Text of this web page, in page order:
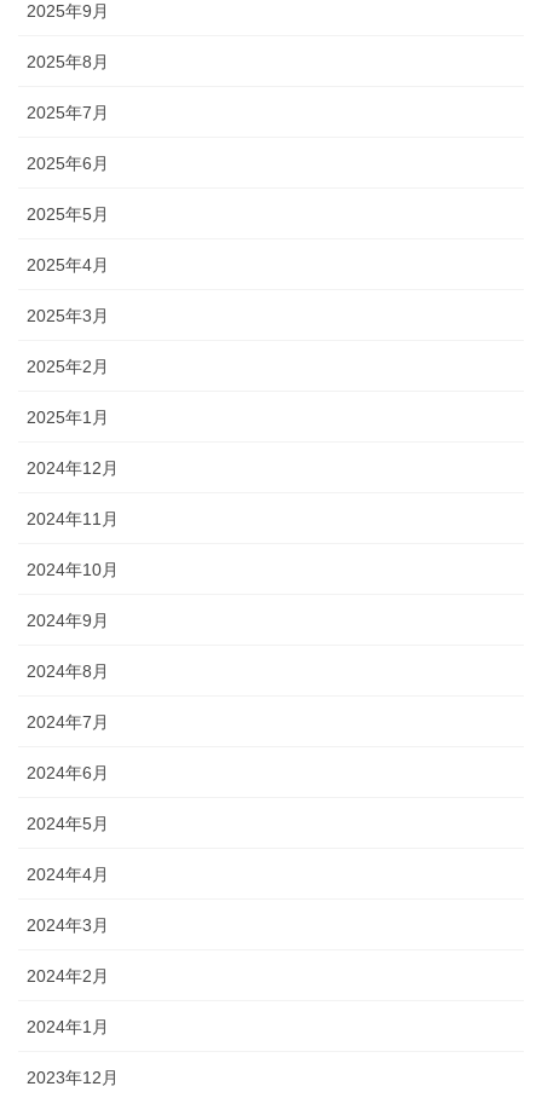
2025年9月
2025年8月
2025年7月
2025年6月
2025年5月
2025年4月
2025年3月
2025年2月
2025年1月
2024年12月
2024年11月
2024年10月
2024年9月
2024年8月
2024年7月
2024年6月
2024年5月
2024年4月
2024年3月
2024年2月
2024年1月
2023年12月